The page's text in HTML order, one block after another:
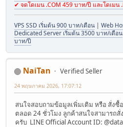
✔ จดโดเมน .COM 459 บาท/ปี และโดเมน
VPS SSD เริ่มต้น 900 บาท/เดือน | Web
Dedicated Server เริ่มต้น 3500 บาท/เดือน
บาท/ปี
NaiTan
Verified Seller
24 พฤษภาคม 2026, 17:07:12
สนใจสอบถามข้อมูลเพิ่มเติม หรือ สั่งซื้
ตลอด 24 ชั่วโมง ลูกค้าสนใจสามารถสั่
ครับ LINE Official Account ID: